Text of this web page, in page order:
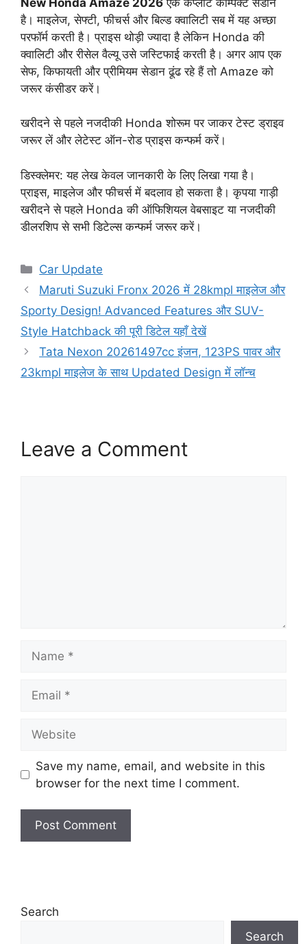
है। माइलेज, सेफ्टी, फीचर्स और बिल्ड क्वालिटी सब में यह अच्छा
परफॉर्म करती है। प्राइस थोड़ी ज्यादा है लेकिन Honda की
क्वालिटी और रीसेल वैल्यू उसे जस्टिफाई करती है। अगर आप एक
सेफ, किफायती और प्रीमियम सेडान ढूंढ रहे हैं तो Amaze को
जरूर कंसीडर करें।
खरीदने से पहले नजदीकी Honda शोरूम पर जाकर टेस्ट ड्राइव
जरूर लें और लेटेस्ट ऑन-रोड प्राइस कन्फर्म करें।
डिस्क्लेमर: यह लेख केवल जानकारी के लिए लिखा गया है।
प्राइस, माइलेज और फीचर्स में बदलाव हो सकता है। कृपया गाड़ी
खरीदने से पहले Honda की ऑफिशियल वेबसाइट या नजदीकी
डीलरशिप से सभी डिटेल्स कन्फर्म जरूर करें।
Categories
Car Update
Maruti Suzuki Fronx 2026 में 28kmpl माइलेज और
Sporty Design! Advanced Features और SUV-
Style Hatchback की पूरी डिटेल यहाँ देखें
Tata Nexon 20261497cc इंजन, 123PS पावर और
23kmpl माइलेज के साथ Updated Design में लॉन्च
Leave a Comment
Save my name, email, and website in this
browser for the next time I comment.
Search
Search